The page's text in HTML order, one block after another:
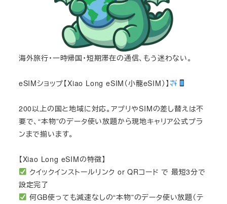
海外旅行・一時帰国・短期滞在の通信、もう迷わない。
eSIMショップ【Xiao Long eSIM（小龍eSIM）】
200以上の国と地域に対応。アプリやSIMの差し替えは不
要で、“本物”のデータ使い放題から現地キャリア公式プラ
ンまで揃います。
【Xiao Long eSIMの特徴】
クイックインストールリンク or QRコード で 最短3分で
設定完了
何GB使っても減速なしの“本物”のデータ使い放題（テ